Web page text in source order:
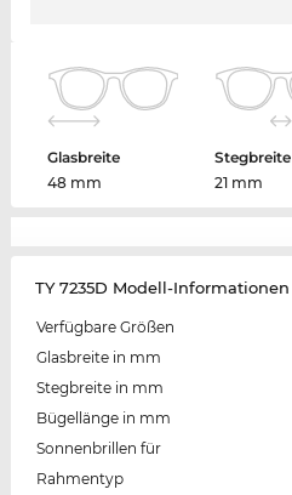
Glasbreite
48 mm
Stegbreite
21 mm
TY 7235D Modell-Informationen
Verfügbare Größen
Glasbreite in mm
Stegbreite in mm
Bügellänge in mm
Sonnenbrillen für
Rahmentyp